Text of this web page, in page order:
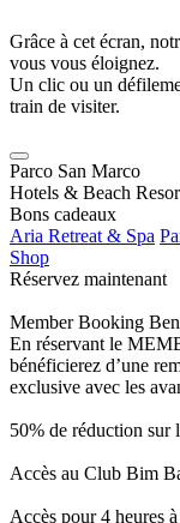
Grâce à cet écran,
vous vous éloignez.
Un clic ou un
train de visiter.
Parco San Marco
Hotels & Beach
Bons cadeaux
Aria Retreat & Spa
Shop
Réservez maintenant
Member Booking
En réservant le
bénéficierez d’une
exclusive avec les
50% de réduction sur
Accès au Club Bim
Accès pour 4 heures